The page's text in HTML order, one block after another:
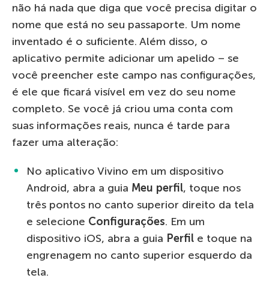
não há nada que diga que você precisa digitar o
nome que está no seu passaporte. Um nome
inventado é o suficiente. Além disso, o
aplicativo permite adicionar um apelido – se
você preencher este campo nas configurações,
é ele que ficará visível em vez do seu nome
completo. Se você já criou uma conta com
suas informações reais, nunca é tarde para
fazer uma alteração:
No aplicativo Vivino em um dispositivo
Android, abra a guia Meu perfil, toque nos
três pontos no canto superior direito da tela
e selecione Configurações. Em um
dispositivo iOS, abra a guia Perfil e toque na
engrenagem no canto superior esquerdo da
tela.